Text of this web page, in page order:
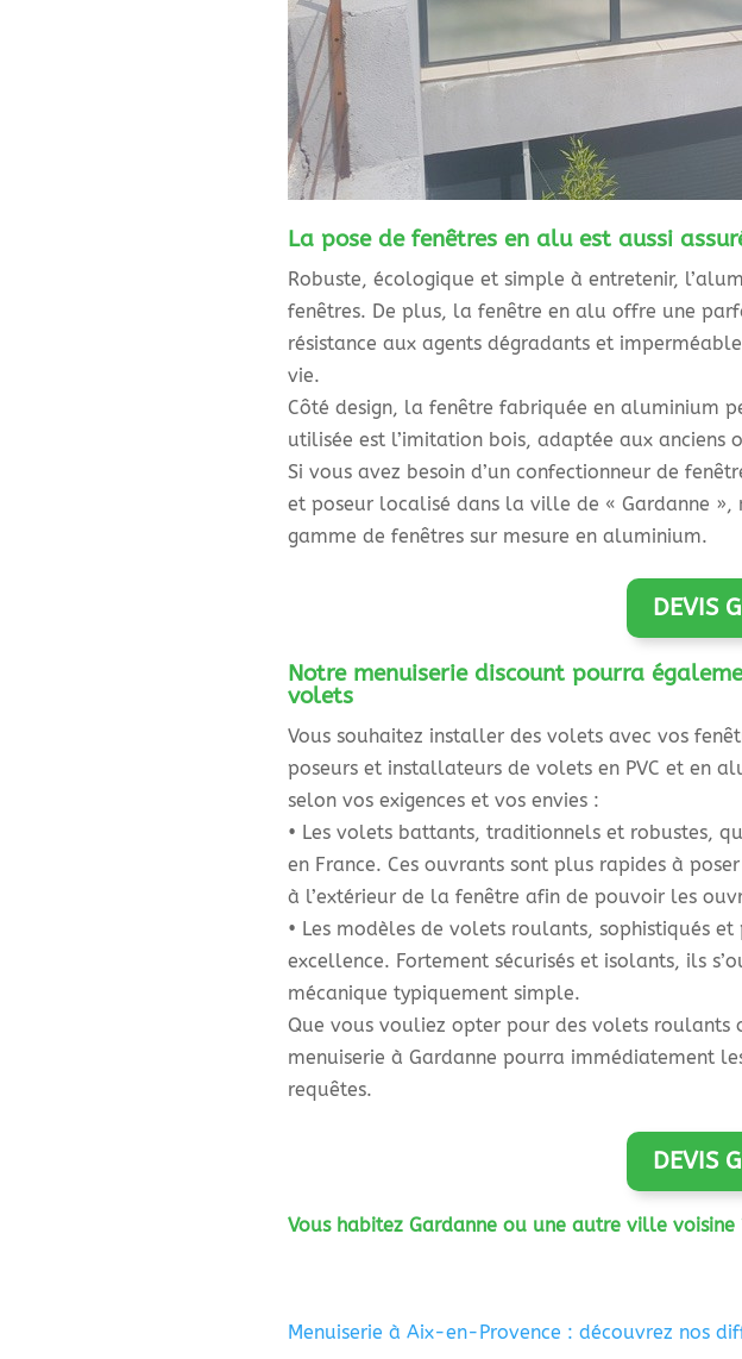
La pose de fenêtres en alu est aussi
Robuste, écologique et simple à entretenir,
fenêtres. De plus, la fenêtre en alu offre une
résistance aux agents dégradants et
vie.
Côté design, la fenêtre fabriquée en aluminium
utilisée est l’imitation bois, adaptée aux anciens
Si vous avez besoin d’un confectionneur de
et poseur localisé dans la ville de « Gardanne
gamme de fenêtres sur mesure en aluminium.
DEVIS
Notre menuiserie discount pourra
volets
Vous souhaitez installer des volets avec vos
poseurs et installateurs de volets en PVC et en
selon vos exigences et vos envies :
• Les volets battants, traditionnels et robustes,
en France. Ces ouvrants sont plus rapides à
à l’extérieur de la fenêtre afin de pouvoir les
• Les modèles de volets roulants, sophistiqués
excellence. Fortement sécurisés et isolants, ils
mécanique typiquement simple.
Que vous vouliez opter pour des volets
menuiserie à Gardanne pourra immédiatement
requêtes.
DEVIS
Vous habitez Gardanne ou une autre ville voisine
Menuiserie à Aix-en-Provence : découvrez nos